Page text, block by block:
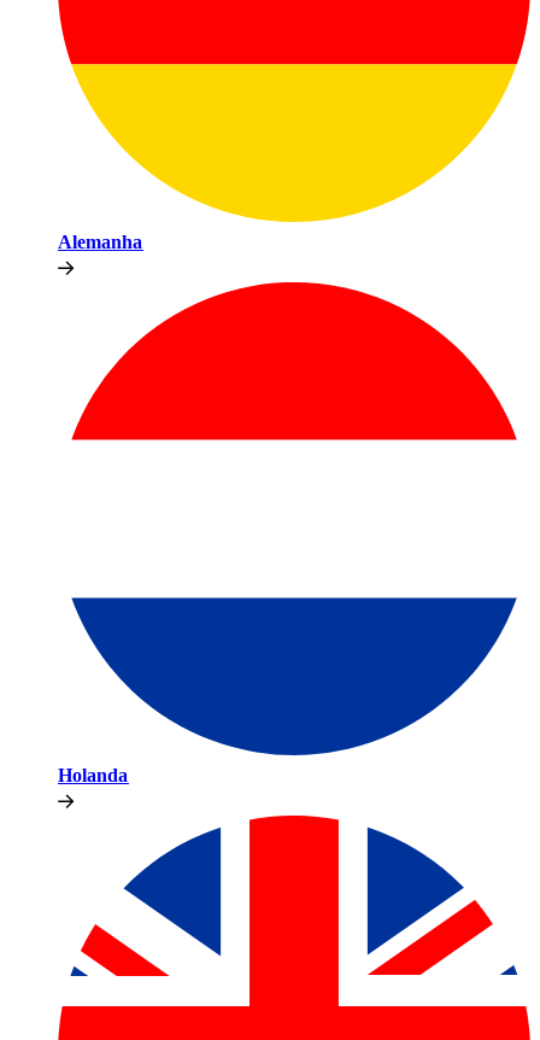
Alemanha​​
Holanda​​